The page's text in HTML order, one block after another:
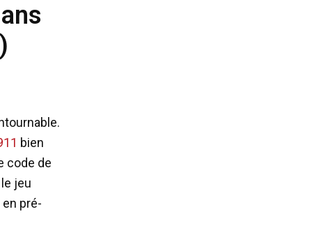
bien
code de
jeu
pré-